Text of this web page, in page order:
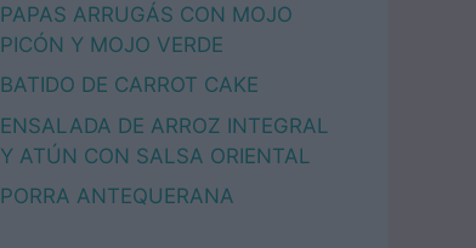
PAPAS ARRUGÁS CON MOJO
PICÓN Y MOJO VERDE
BATIDO DE CARROT CAKE
ENSALADA DE ARROZ INTEGRAL
Y ATÚN CON SALSA ORIENTAL
PORRA ANTEQUERANA